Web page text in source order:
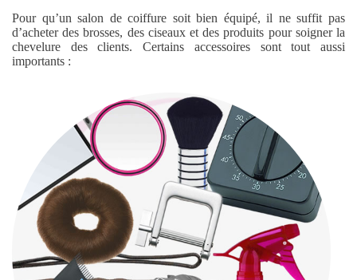
Pour qu’un salon de coiffure soit bien équipé, il ne suffit pas
d’acheter des brosses, des ciseaux et des produits pour soigner la
chevelure des clients. Certains accessoires sont tout aussi
importants :